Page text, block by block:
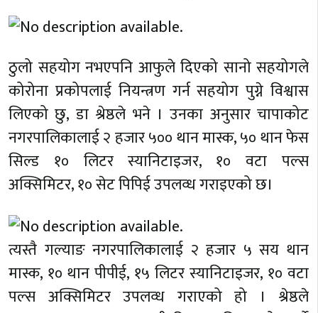
ठुलो सहयोग नभएपनि आफुले दिएको सानो सहयोगले
कोरोना प्रकोपलाई नियन्त्रण गर्न सहयोग पुग्ने विश्वास
लिएको छु, डा श्रेष्ठले भने । उनका अनुसार चापाकोट
नगरपालिकालाई २ हजार ५०० थान मास्क, ५० थान फेस
सिल्ड १० लिटर स्यानिटाइजर, १० वटा पल्स
अक्सिमिटर, १० सेट पिपिई उपलव्ध गराइएको छ।
त्यस्तै गल्याङ नगरपालिकालाई २ हजार ५ सय थान
मास्क, १० थान पीपीई, १५ लिटर स्यानिटाइजर, १० वटा
पल्स अक्सिमिटर उपलव्ध गराएको हो । श्रेष्ठले